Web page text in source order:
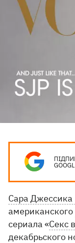
Сара Джессика
американского
сериала «Секс
декабрьского